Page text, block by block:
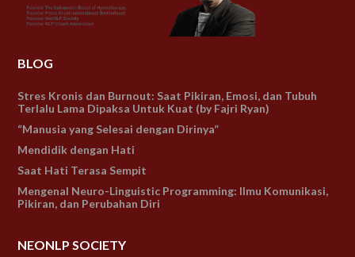
BLOG
Stres Kronis dan Burnout: Saat Pikiran, Emosi, dan Tubuh
Terlalu Lama Dipaksa Untuk Kuat (by Fajri Ryan)
“Manusia yang Selesai dengan Dirinya”
Mendidik dengan Hati
Saat Hati Terasa Sempit
Mengenal Neuro-Linguistic Programming: Ilmu Komunikasi,
Pikiran, dan Perubahan Diri
NEONLP SOCIETY